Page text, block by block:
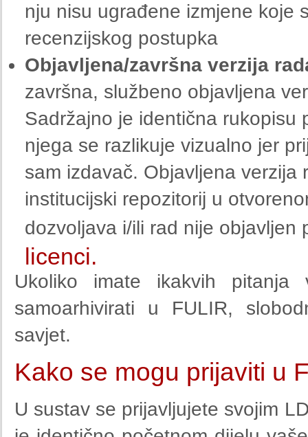
nju nisu ugrađene izmjene koje
recenzijskog postupka
Objavljena/završna verzija
završna, službeno objavljena
Sadržajno je identična rukopisu
njega se razlikuje vizualno jer
sam izdavač. Objavljena
institucijski repozitorij u
dozvoljava i/ili rad nije objavljen
licenci.
Ukoliko imate ikakvih
samoarhivirati u FULIR,
savjet.
Kako se mogu prijaviti u
U sustav se prijavljujete svojim